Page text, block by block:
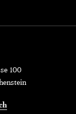
100